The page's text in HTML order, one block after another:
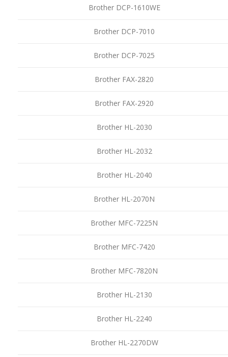
Brother DCP-1610WE
Brother DCP-7010
Brother DCP-7025
Brother FAX-2820
Brother FAX-2920
Brother HL-2030
Brother HL-2032
Brother HL-2040
Brother HL-2070N
Brother MFC-7225N
Brother MFC-7420
Brother MFC-7820N
Brother HL-2130
Brother HL-2240
Brother HL-2270DW